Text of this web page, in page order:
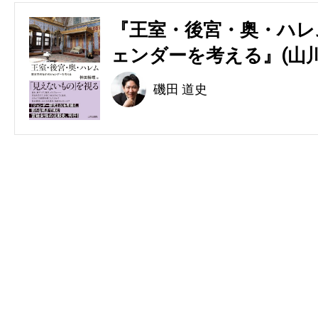
『王室・後宮・奥・ハ
ェンダーを考える』(山
磯田 道史